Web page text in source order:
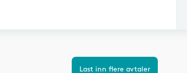
Last inn flere avtaler